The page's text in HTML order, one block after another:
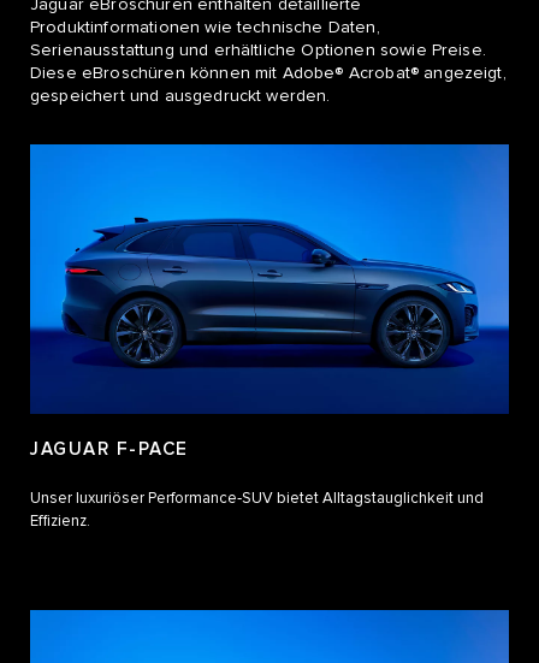
Jaguar eBroschüren enthalten detaillierte
Produktinformationen wie technische Daten,
Serienausstattung und erhältliche Optionen sowie Preise.
Diese eBroschüren können mit Adobe® Acrobat® angezeigt,
gespeichert und ausgedruckt werden.
JAGUAR F-PACE
Unser luxuriöser Performance‑SUV bietet Alltagstauglichkeit und
Effizienz.